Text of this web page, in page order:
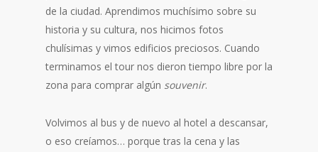
de la ciudad. Aprendimos muchísimo sobre su
historia y su cultura, nos hicimos fotos
chulísimas y vimos edificios preciosos. Cuando
terminamos el tour nos dieron tiempo libre por la
zona para comprar algún souvenir.
Volvimos al bus y de nuevo al hotel a descansar,
o eso creíamos… porque tras la cena y las